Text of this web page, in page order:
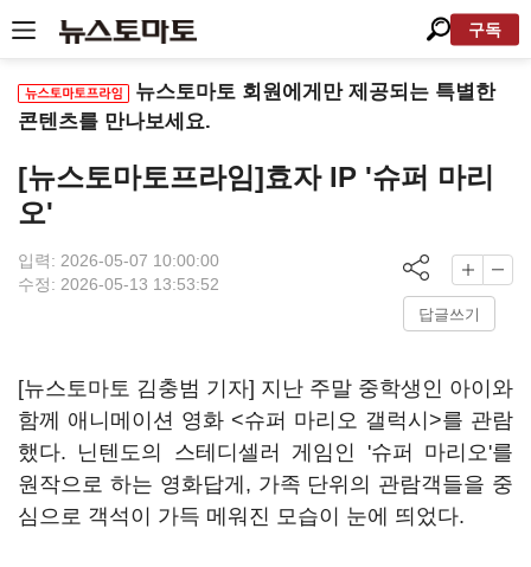
구독
뉴스토마토 회원에게만 제공되는 특별한
콘텐츠를 만나보세요.
[뉴스토마토프라임]효자 IP '슈퍼 마리
오'
입력: 2026-05-07 10:00:00
수정: 2026-05-13 13:53:52
답글쓰기
[뉴스토마토 김충범 기자] 지난 주말 중학생인 아이와
함께 애니메이션 영화 <슈퍼 마리오 갤럭시>를 관람
했다. 닌텐도의 스테디셀러 게임인 '슈퍼 마리오'를
원작으로 하는 영화답게, 가족 단위의 관람객들을 중
심으로 객석이 가득 메워진 모습이 눈에 띄었다.